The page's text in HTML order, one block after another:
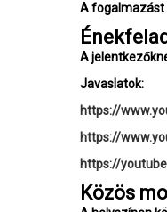
A fogalmazást
A
Javaslatok:
https://
https://
https://
Közös